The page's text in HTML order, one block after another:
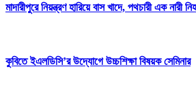
মাদারীপুরে নিয়ন্ত্রণ হারিয়ে বাস খাদে, পথচারী এক নারী
কুবিতে ইএলডিসি’র উদ্যোগে উচ্চশিক্ষা বিষয়ক সেমিনার